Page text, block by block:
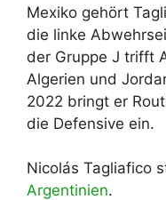
Mexiko gehört
die linke
der Gruppe J trifft
Algerien und
2022 bringt er
die Defensive ein.
Nicolás Tagliafico
Argentinien.